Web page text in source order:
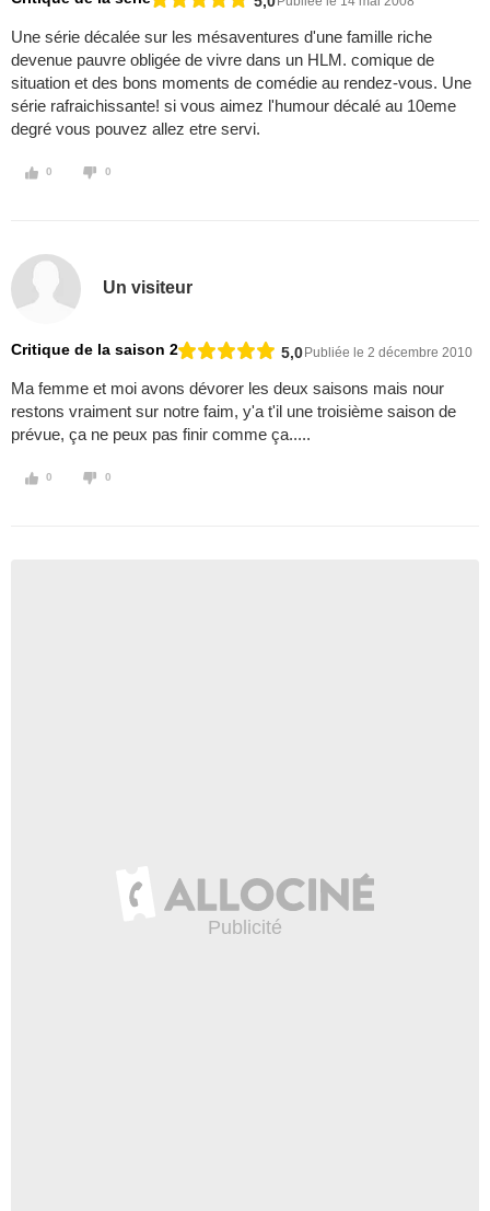
Une série décalée sur les mésaventures d'une famille riche
devenue pauvre obligée de vivre dans un HLM. comique de
situation et des bons moments de comédie au rendez-vous. Une
série rafraichissante! si vous aimez l'humour décalé au 10eme
degré vous pouvez allez etre servi.
0 0
Un visiteur
Critique de la saison 2 5,0Publiée le 2 décembre 2010
Ma femme et moi avons dévorer les deux saisons mais nour
restons vraiment sur notre faim, y'a t'il une troisième saison de
prévue, ça ne peux pas finir comme ça.....
0 0